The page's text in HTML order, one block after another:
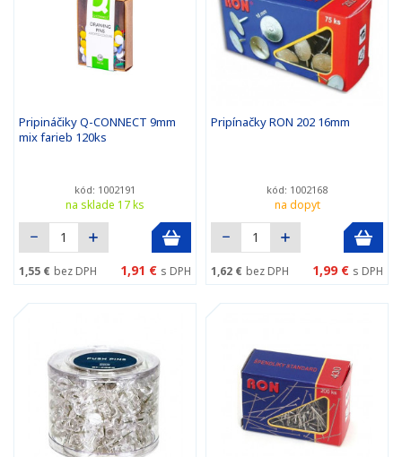
Pripináčiky Q-CONNECT 9mm
mix farieb 120ks
kód: 1002191
na sklade 17 ks
1,55 € bez DPH 1,91 € s DPH
Pripínačky RON 202 16mm
kód: 1002168
na dopyt
1,62 € bez DPH 1,99 € s DPH